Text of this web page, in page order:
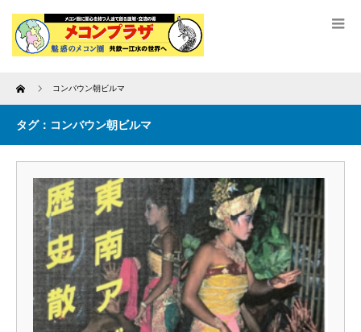
Home コンバウン朝ビルマ
タグ：コンバウン朝ビルマ